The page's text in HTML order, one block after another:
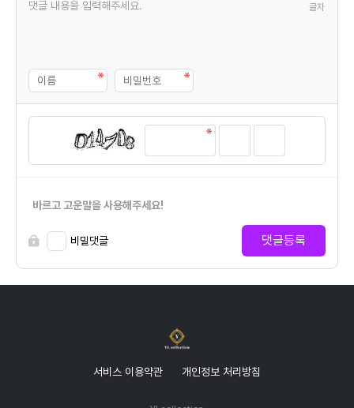
글자
바르고 고운말을 사용해주세요!
비밀댓글 댓글등록
서비스 이용약관 개인정보 처리방침